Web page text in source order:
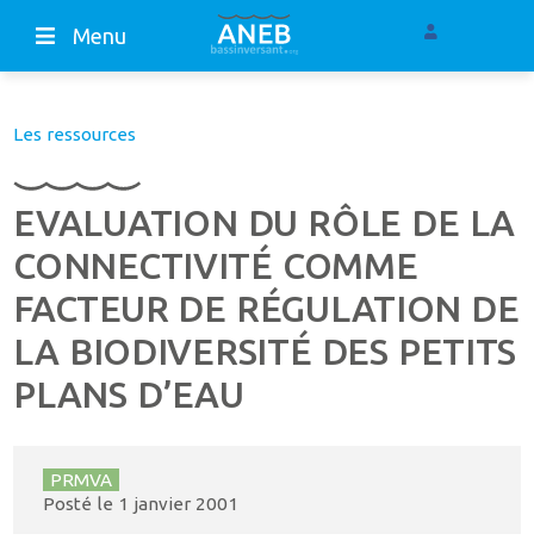
Menu
Les ressources
EVALUATION DU RÔLE DE LA
CONNECTIVITÉ COMME
FACTEUR DE RÉGULATION DE
LA BIODIVERSITÉ DES PETITS
PLANS D’EAU
PRMVA
Posté le 1 janvier 2001